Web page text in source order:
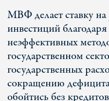
МВФ делает ставку на
инвестиций
неэффективных
государственном
государственных
сокращению
обойтись без